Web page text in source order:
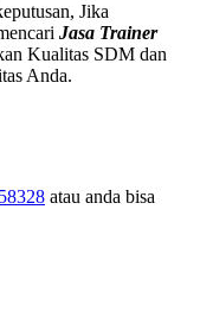
Jika
Jasa Trainer
Kualitas SDM dan
Anda.
atau anda bisa